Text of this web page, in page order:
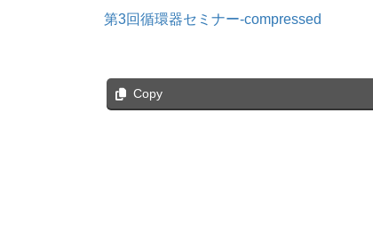
第3回循環器セミナー-compressed
Copy